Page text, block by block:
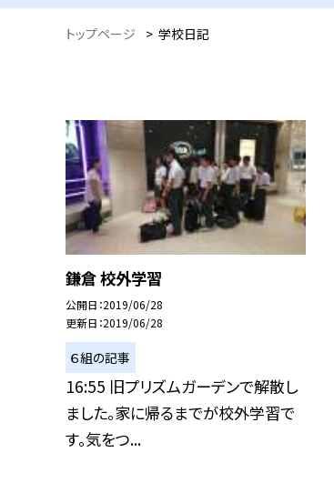
トップページ > 学校日記
鎌倉 校外学習
公開日 2019/06/28
更新日 2019/06/28
６組の記事
16:55 旧プリズムガーデンで解散し
ました。家に帰るまでが校外学習で
す。気をつ...